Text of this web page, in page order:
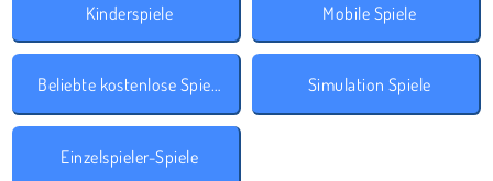
Kinderspiele Mobile Spiele
Beliebte kostenlose Spiele Simulation Spiele
Einzelspieler-Spiele